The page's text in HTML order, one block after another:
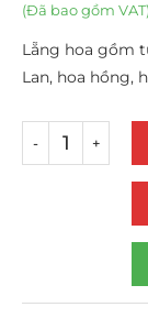
(Đã bao gồm VAT)
Lẵng hoa gồm
Lan, hoa hồng,